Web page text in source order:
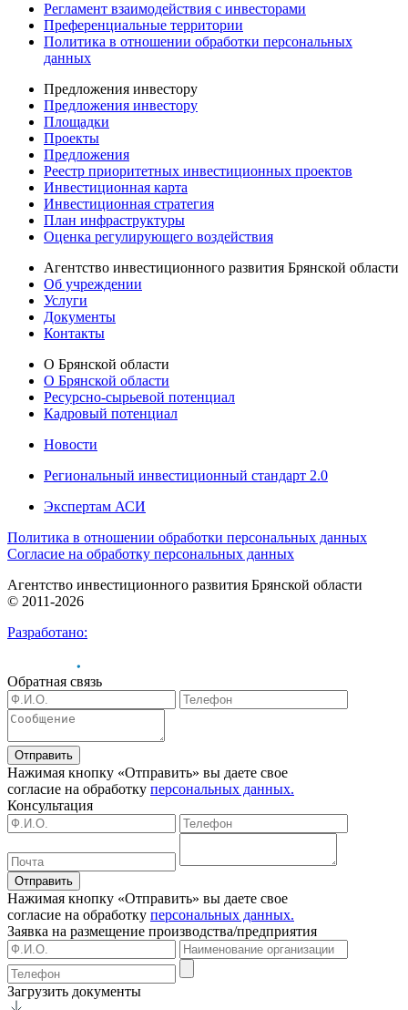
Регламент взаимодействия с инвесторами
Преференциальные территории
Политика в отношении обработки персональных
данных
Предложения инвестору
Предложения инвестору
Площадки
Проекты
Предложения
Реестр приоритетных инвестиционных проектов
Инвестиционная карта
Инвестиционная стратегия
План инфраструктуры
Оценка регулирующего воздействия
Агентство инвестиционного развития Брянской области
Об учреждении
Услуги
Документы
Контакты
О Брянской области
О Брянской области
Ресурсно-сырьевой потенциал
Кадровый потенциал
Новости
Региональный инвестиционный стандарт 2.0
Экспертам АСИ
Политика в отношении обработки персональных данных
Согласие на обработку персональных данных
Агентство инвестиционного развития Брянской области
© 2011-2026
Разработано:
Обратная связь
Отправить
Нажимая кнопку «Отправить» вы даете свое
согласие на обработку персональных данных.
Консультация
Отправить
Нажимая кнопку «Отправить» вы даете свое
согласие на обработку персональных данных.
Заявка на размещение производства/предприятия
Загрузить документы